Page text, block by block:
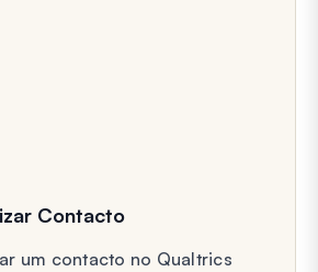
Contacto
um contacto no Qualtrics